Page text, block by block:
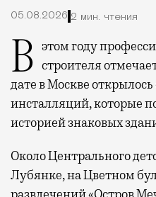
05.08.2026 2 мин. чтения
В этом году профессиональный праздник День строителя
дате в Москве открылось
инсталляций, которые
историей знаковых
Около Центрального
Лубянке, на Цветном